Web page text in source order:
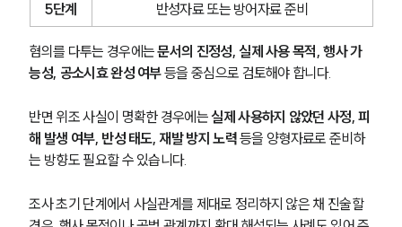
5단계
반성자료 또는 방어자료 준비
혐의를 다투는 경우에는 문서의 진정성, 실제 사용 목적, 행사 가
능성, 공소시효 완성 여부 등을 중심으로 검토해야 합니다.
반면 위조 사실이 명확한 경우에는 실제 사용하지 않았던 사정, 피
해 발생 여부, 반성 태도, 재발 방지 노력 등을 양형자료로 준비하
는 방향도 필요할 수 있습니다.
조사 초기 단계에서 사실관계를 제대로 정리하지 않은 채 진술할